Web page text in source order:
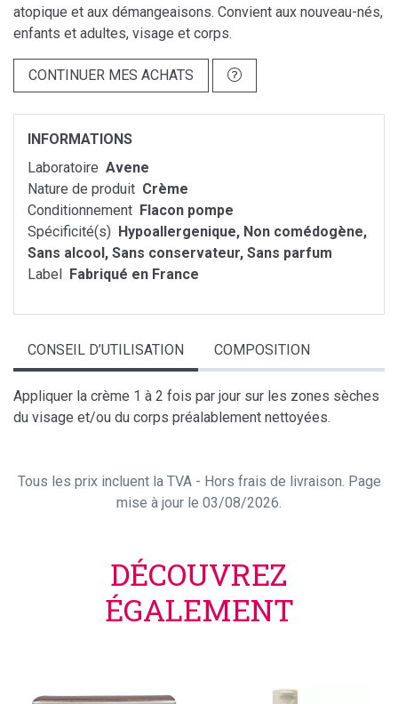
atopique et aux démangeaisons. Convient aux nouveau-nés,
enfants et adultes, visage et corps.
CONTINUER MES ACHATS
INFORMATIONS
Laboratoire Avene
Nature de produit Crème
Conditionnement Flacon pompe
Spécificité(s) Hypoallergenique, Non comédogène,
Sans alcool, Sans conservateur, Sans parfum
Label Fabriqué en France
CONSEIL D’UTILISATION COMPOSITION
Appliquer la crème 1 à 2 fois par jour sur les zones sèches
du visage et/ou du corps préalablement nettoyées.
Tous les prix incluent la TVA - Hors frais de livraison. Page
mise à jour le 03/08/2026.
DÉCOUVREZ
ÉGALEMENT